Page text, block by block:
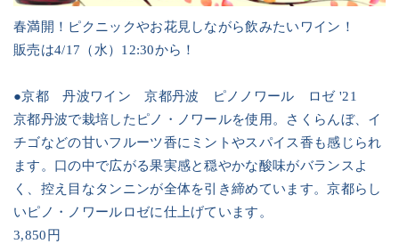
春満開！ピクニックやお花見しながら飲みたいワイン！
販売は4/17 （水） 12:30から！
●京都 丹波ワイン 京都丹波 ピノノワール ロゼ'21
京都丹波で栽培したピノ・ノワールを使用。さくらんぼ、イ
チゴなどの甘いフルーツ香にミントやスパイス香も感じられ
ます。口の中で広がる果実感と穏やかな酸味がバランスよ
く、控え目なタンニンが全体を引き締めています。京都らし
いピノ・ノワールロゼに仕上げています。
3,850 円